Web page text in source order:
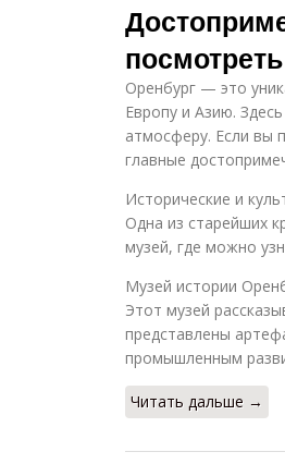
Оренбург — это
Европу и Азию.
атмосферу. Если вы
главные
Исторические и
Одна из старейших
музей, где можно
Музей истории
Этот музей
представлены
промышленным
Читать дальше →